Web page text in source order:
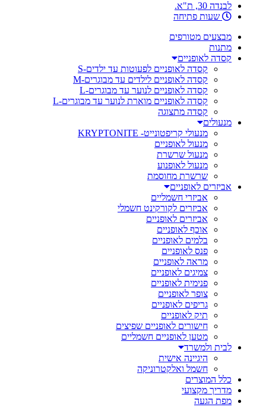
לבנדה 30, ת"א.
שעות פתיחה
מבצעים מטורפים
מתנות
קסדה לאופניים
קסדה לאופניים לפעוטות עד ילדים-S
קסדה לאופניים לילדים עד מבוגרים-M
קסדה לאופניים לנוער עד מבוגרים-L
קסדה לאופניים מוארת לנוער עד מבוגרים-L
קסדה מתצוגה
מנעולים
מנעולי קריפטונייט- KRYPTONITE
מנעול לאופניים
מנעול שרשרת
מנעול לאופנוע
שרשרת מחוסמת
אביזרים לאופניים
אביזרי חשמליים
אביזרים לקורקינט חשמלי
אביזרים לאופניים
אוכף לאופניים
בלמים לאופניים
פנס לאופניים
מראה לאופניים
צמיגים לאופניים
פנימית לאופניים
צופר לאופניים
גריפים לאופניים
תיק לאופניים
חישורים לאופניים שפיצים
מטען לאופניים חשמליים
לבית ולמשרד
היגיינה אישית
חשמל ואלקטרוניקה
כלל המוצרים
מדריך מקצועי
מפת הגעה